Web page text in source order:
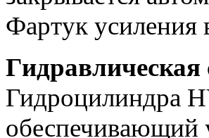
Фартук усиления
Гидравлическая
Гидроцилиндра
обеспечивающий